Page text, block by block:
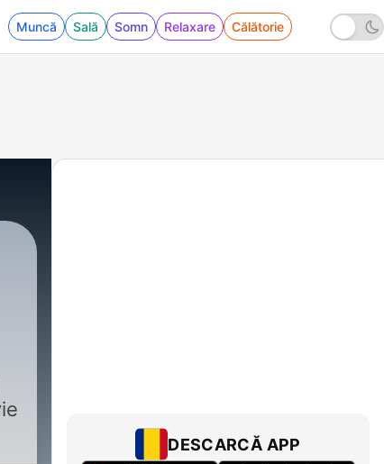
Muncă Sală Somn Relaxare Călătorie
DESCARCĂ APP